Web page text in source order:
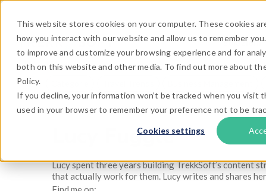
This website stores cookies on your computer. These cookies
how you interact with our website and allow us to remember
to improve and customize your browsing experience and for
both on this website and other media. To find out more about
Policy.
If you decline, your information won’t be tracked when you visit
used in your browser to remember your preference not to be
Cookies settings
Soluzioni
Lucy Fuggle
Lucy spent three years building TrekkSoft’s content
that actually work for them. Lucy writes and shares